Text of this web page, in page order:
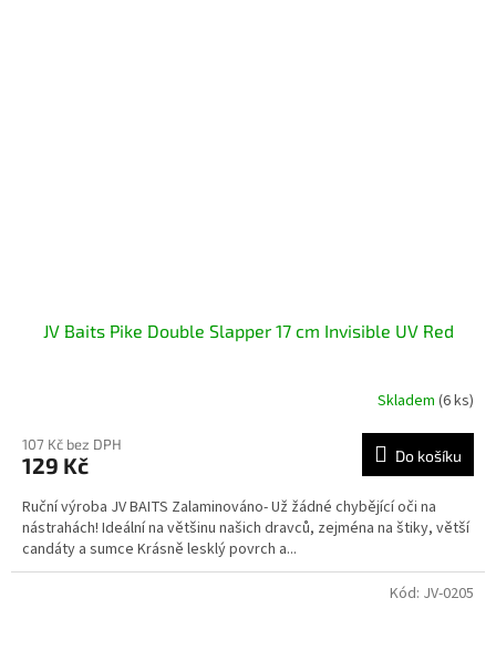
JV Baits Pike Double Slapper 17 cm Invisible UV Red
Skladem (6 ks)
107 Kč bez DPH
129 Kč Do košíku
Ruční výroba JV BAITS Zalaminováno- Už žádné chybějící oči na
nástrahách! Ideální na většinu našich dravců, zejména na štiky, větší
candáty a sumce Krásně lesklý povrch a...
Kód: JV-0205